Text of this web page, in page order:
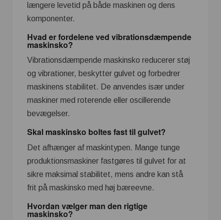
længere levetid på både maskinen og dens
komponenter.
Hvad er fordelene ved vibrationsdæmpende
maskinsko?
Vibrationsdæmpende maskinsko reducerer støj
og vibrationer, beskytter gulvet og forbedrer
maskinens stabilitet. De anvendes især under
maskiner med roterende eller oscillerende
bevægelser.
Skal maskinsko boltes fast til gulvet?
Det afhænger af maskintypen. Mange tunge
produktionsmaskiner fastgøres til gulvet for at
sikre maksimal stabilitet, mens andre kan stå
frit på maskinsko med høj bæreevne.
Hvordan vælger man den rigtige
maskinsko?